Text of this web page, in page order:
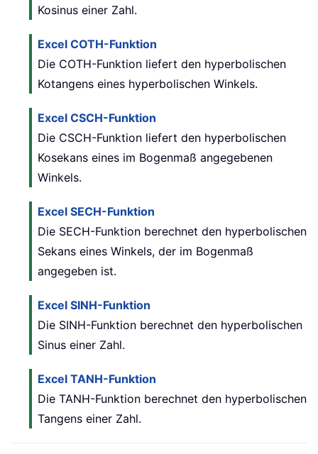
Kosinus einer Zahl.
Excel COTH-Funktion
Die COTH-Funktion liefert den hyperbolischen
Kotangens eines hyperbolischen Winkels.
Excel CSCH-Funktion
Die CSCH-Funktion liefert den hyperbolischen
Kosekans eines im Bogenmaß angegebenen
Winkels.
Excel SECH-Funktion
Die SECH-Funktion berechnet den hyperbolischen
Sekans eines Winkels, der im Bogenmaß
angegeben ist.
Excel SINH-Funktion
Die SINH-Funktion berechnet den hyperbolischen
Sinus einer Zahl.
Excel TANH-Funktion
Die TANH-Funktion berechnet den hyperbolischen
Tangens einer Zahl.